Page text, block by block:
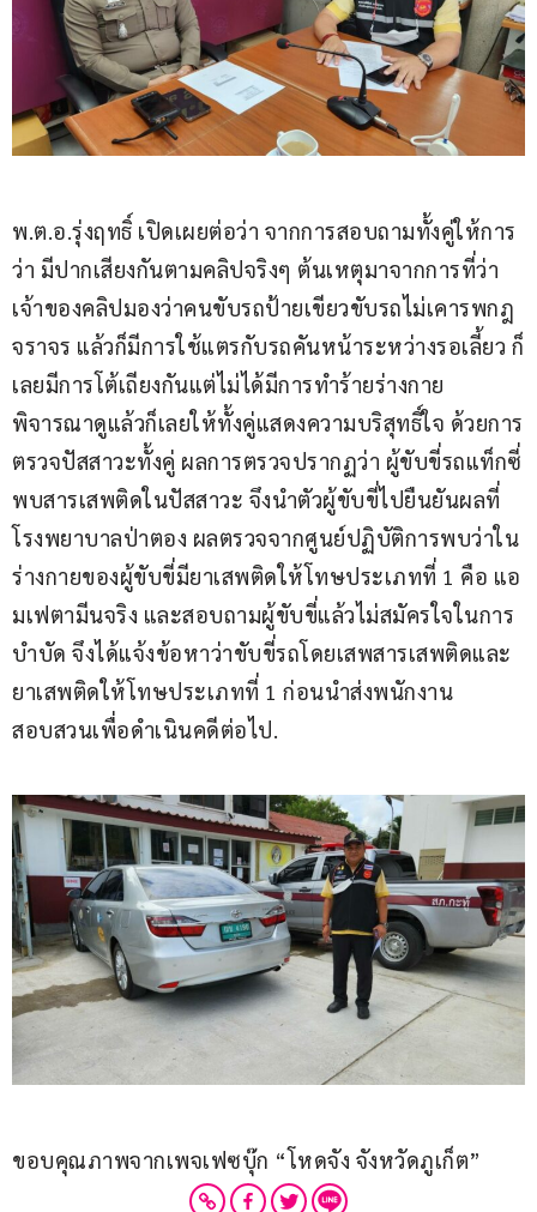
พ.ต.อ.รุ่งฤทธิ์ เปิดเผยต่อว่า จากการสอบถามทั้งคู่ให้การ
ว่า มีปากเสียงกันตามคลิปจริงๆ ต้นเหตุมาจากการที่ว่า
เจ้าของคลิปมองว่าคนขับรถป้ายเขียวขับรถไม่เคารพกฎ
จราจร แล้วก็มีการใช้แตรกับรถคันหน้าระหว่างรอเลี้ยว ก็
เลยมีการโต้เถียงกันแต่ไม่ได้มีการทำร้ายร่างกาย
พิจารณาดูแล้วก็เลยให้ทั้งคู่แสดงความบริสุทธิ์ใจ ด้วยการ
ตรวจปัสสาวะทั้งคู่ ผลการตรวจปรากฏว่า ผู้ขับขี่รถแท็กซี่
พบสารเสพติดในปัสสาวะ จึงนำตัวผู้ขับขี่ไปยืนยันผลที่
โรงพยาบาลป่าตอง ผลตรวจจากศูนย์ปฏิบัติการพบว่าใน
ร่างกายของผู้ขับขี่มียาเสพติดให้โทษประเภทที่ 1 คือ แอ
มเฟตามีนจริง และสอบถามผู้ขับขี่แล้วไม่สมัครใจในการ
บำบัด จึงได้แจ้งข้อหาว่าขับขี่รถโดยเสพสารเสพติดและ
ยาเสพติดให้โทษประเภทที่ 1 ก่อนนำส่งพนักงาน
สอบสวนเพื่อดำเนินคดีต่อไป.
ขอบคุณภาพจากเพจเฟซบุ๊ก “โหดจัง จังหวัดภูเก็ต”